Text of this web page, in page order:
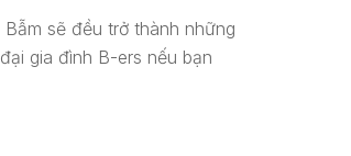
sẽ đều trở thành những
gia đình B-ers nếu bạn